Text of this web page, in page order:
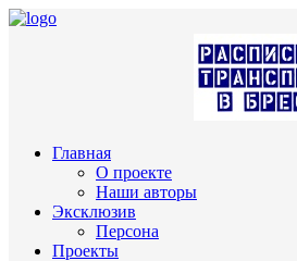
Главная
О проекте
Наши авторы
Эксклюзив
Персона
Проекты